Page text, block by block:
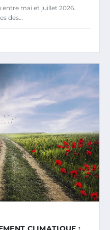
entre mai et juillet 2026.
des…